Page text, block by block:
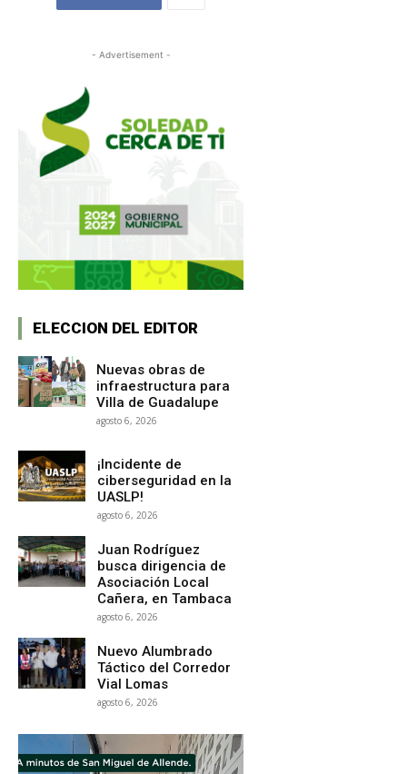
- Advertisement -
ELECCION DEL EDITOR
Nuevas obras de
infraestructura para
Villa de Guadalupe
agosto 6, 2026
¡Incidente de
ciberseguridad en la
UASLP!
agosto 6, 2026
Juan Rodríguez
busca dirigencia de
Asociación Local
Cañera, en Tambaca
agosto 6, 2026
Nuevo Alumbrado
Táctico del Corredor
Vial Lomas
agosto 6, 2026